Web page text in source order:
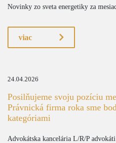
Novinky zo sveta energetiky za
viac
24.04.2026
Posilňujeme svoju pozíciu
Právnická firma roka sme
kategóriami
Advokátska kancelária L/R/P